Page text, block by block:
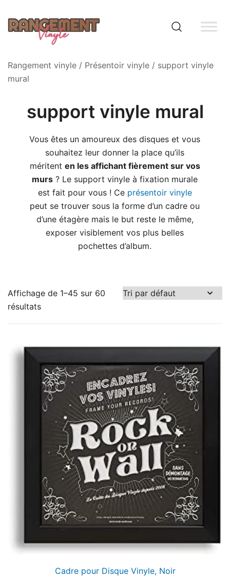
content
Rangement vinyle / Présentoir vinyle / support vinyle
mural
support vinyle mural
Vous êtes un amoureux des disques et vous
souhaitez leur donner la place qu’ils
méritent en les affichant fièrement sur vos
murs ? Le support vinyle à fixation murale
est fait pour vous ! Ce présentoir vinyle
peut se trouver sous la forme d’un cadre ou
d’une étagère mais le but reste le même,
exposer visiblement vos plus belles
pochettes d’album.
5 € 2.399 €
Affichage de 1–45 sur 60
résultats
Cadre pour Disque Vinyle, Noir